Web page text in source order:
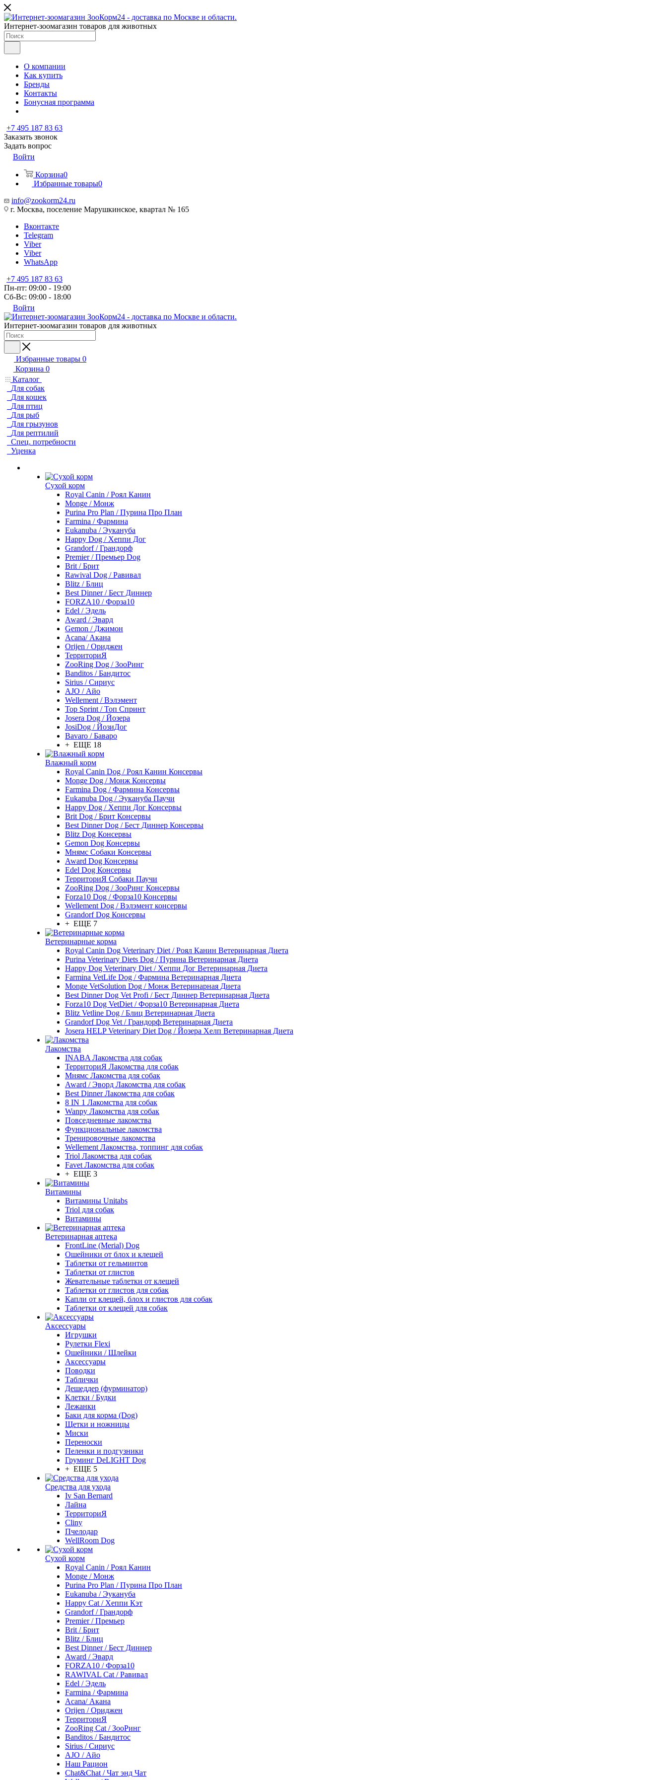
Интернет-зоомагазин товаров для животных
О компании
Как купить
Бренды
Контакты
Бонусная программа
+7 495 187 83 63
Заказать звонок
Задать вопрос
Войти
Корзина0
Избранные товары0
info@zookorm24.ru
г. Москва, поселение Марушкинское, квартал № 165
Вконтакте
Telegram
Viber
Viber
WhatsApp
+7 495 187 83 63
Пн-пт: 09:00 - 19:00
Сб-Вс: 09:00 - 18:00
Войти
Интернет-зоомагазин товаров для животных
Избранные товары 0
Корзина 0
Каталог
Для собак
Для кошек
Для птиц
Для рыб
Для грызунов
Для рептилий
Спец. потребности
Уценка
Сухой корм
Royal Canin / Роял Канин
Monge / Монж
Purina Pro Plan / Пурина Про План
Farmina / Фармина
Eukanuba / Эукануба
Happy Dog / Хеппи Дог
Grandorf / Грандорф
Premier / Премьер Dog
Brit / Брит
Rawival Dog / Равивал
Blitz / Блиц
Best Dinner / Бест Диннер
FORZA10 / Форза10
Edel / Эдель
Award / Эвард
Gemon / Джимон
Acana/ Акана
Orijen / Ориджен
ТерриториЯ
ZooRing Dog / ЗооРинг
Banditos / Бандитос
Sirius / Сириус
AJO / Айо
Wellement / Вэлэмент
Top Sprint / Топ Спринт
Josera Dog / Йозера
JosiDog / ЙозиДог
Bavaro / Баваро
+ ЕЩЕ 18
Влажный корм
Royal Canin Dog / Роял Канин Консервы
Monge Dog / Монж Консервы
Farmina Dog / Фармина Консервы
Eukanuba Dog / Эукануба Паучи
Happy Dog / Хеппи Дог Консервы
Brit Dog / Брит Консервы
Best Dinner Dog / Бест Диннер Консервы
Blitz Dog Консервы
Gemon Dog Консервы
Мнямс Собаки Консервы
Award Dog Консервы
Edel Dog Консервы
ТерриториЯ Собаки Паучи
ZooRing Dog / ЗооРинг Консервы
Forza10 Dog / Форза10 Консервы
Wellement Dog / Вэлэмент консервы
Grandorf Dog Консервы
+ ЕЩЕ 7
Ветеринарные корма
Royal Canin Dog Veterinary Diet / Роял Канин Ветеринарная Диета
Purina Veterinary Diets Dog / Пурина Ветеринарная Диета
Happy Dog Veterinary Diet / Хеппи Дог Ветеринарная Диета
Farmina VetLife Dog / Фармина Ветеринарная Диета
Monge VetSolution Dog / Монж Ветеринарная Диета
Best Dinner Dog Vet Profi / Бест Диннер Ветеринарная Диета
Forza10 Dog VetDiet / Форза10 Ветеринарная Диета
Blitz Vetline Dog / Блиц Ветеринарная Диета
Grandorf Dog Vet / Грандорф Ветеринарная Диета
Josera HELP Veterinary Diet Dog / Йозера Хелп Ветеринарная Диета
Лакомства
INABA Лакомства для собак
ТерриториЯ Лакомства для собак
Мнямс Лакомства для собак
Award / Эворд Лакомства для собак
Best Dinner Лакомства для собак
8 IN 1 Лакомства для собак
Wanpy Лакомства для собак
Повседневные лакомства
Функциональные лакомства
Тренировочные лакомства
Wellement Лакомства, топпинг для собак
Triol Лакомства для собак
Favet Лакомства для собак
+ ЕЩЕ 3
Витамины
Витамины Unitabs
Triol для собак
Витамины
Ветеринарная аптека
FrontLine (Merial) Dog
Ошейники от блох и клещей
Таблетки от гельминтов
Таблетки от глистов
Жевательные таблетки от клещей
Таблетки от глистов для собак
Капли от клещей, блох и глистов для собак
Таблетки от клещей для собак
Аксессуары
Игрушки
Рулетки Flexi
Ошейники / Шлейки
Аксессуары
Поводки
Таблички
Дешеддер (фурминатор)
Клетки / Будки
Лежанки
Баки для корма (Dog)
Щетки и ножницы
Миски
Переноски
Пеленки и подгузники
Груминг DeLIGHT Dog
+ ЕЩЕ 5
Средства для ухода
Iv San Bernard
Лайна
ТерриториЯ
Cliny
Пчелодар
WellRoom Dog
Сухой корм
Royal Canin / Роял Канин
Monge / Монж
Purina Pro Plan / Пурина Про План
Eukanuba / Эукануба
Happy Cat / Хеппи Кэт
Grandorf / Грандорф
Premier / Премьер
Brit / Брит
Blitz / Блиц
Best Dinner / Бест Диннер
Award / Эвард
FORZA10 / Форза10
RAWIVAL Cat / Равивал
Edel / Эдель
Farmina / Фармина
Acana/ Акана
Orijen / Ориджен
ТерриториЯ
ZooRing Cat / ЗооРинг
Banditos / Бандитос
Sirius / Сириус
AJO / Айо
Наш Рацион
Chat&Chat / Чат энд Чат